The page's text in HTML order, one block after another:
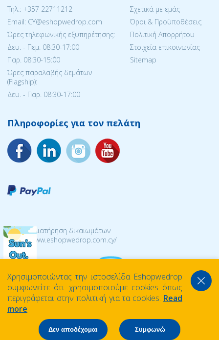
Tηλ.: +357 22711212
Email: CY@eshopwedrop.com
Ώρες τηλεφωνικής εξυπηρέτησης:
Δευ. - Πεμ. 08:30-17:00
Παρ. 08:30-15:΄00
Ώρες παραλαβής δεμάτων
(Flagship):
Δευ. - Παρ. 08:30-17:00
Σχετικά με εμάς
Όροι & Προϋποθέσεις
Πολιτική Απορρήτου
Στοιχεία επικοινωνίας
Sitemap
Πληροφορίες για τον πελάτη
© 2026 Διατήρηση δικαιωμάτων
https://www.eshopwedrop.com.cy/
Χρησιμοποιώντας την ιστοσελίδα Eshopwedrop
συμφωνείτε ότι χρησιμοποιούμε cookies όπως
περιγράφεται στην πολιτική για τα cookies. Read
more
Δεν αποδέχομαι Συμφωνώ